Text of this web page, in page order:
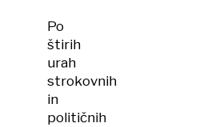
Po
štirih
urah
strokovnih
in
političnih